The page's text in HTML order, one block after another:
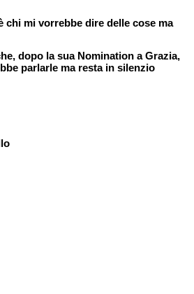
chi mi vorrebbe dire delle cose ma
dopo la sua Nomination a Grazia,
parlarle ma resta in silenzio